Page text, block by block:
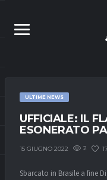
ULTIME NEWS
UFFICIALE: IL
ESONERATO
15 GIUGNO 2022 2 17
Sbarcato in Brasile a fine